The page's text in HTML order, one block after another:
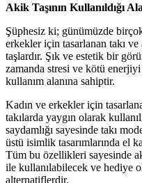
Akik Taşının Kullanıldığı
Şüphesiz ki; günümüzde
erkekler için tasarlanan takı
taşlardır. Şık ve estetik bir
zamanda stresi ve kötü
kullanım alanına sahiptir.
Kadın ve erkekler için
takılarda yaygın olarak
saydamlığı sayesinde takı
üstü isimlik tasarımlarında el
Tüm bu özellikleri sayesinde
ile kullanılabilecek ve hediye
alternatiflerdir.